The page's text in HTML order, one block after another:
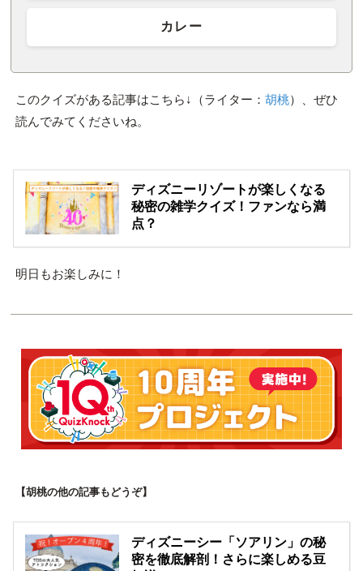
カレー
このクイズがある記事はこちら↓（ライター： 胡桃）、ぜひ
読んでみてくださいね。
ディズニーリゾートが楽しくなる
秘密の雑学クイズ！ファンなら満
点？
明日もお楽しみに！
【胡桃の他の記事もどうぞ】
ディズニーシー「ソアリン」の秘
密を徹底解剖！さらに楽しめる豆